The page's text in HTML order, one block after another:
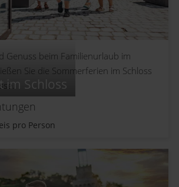
im Schloss
Genuss beim Familienurlaub im
Sie die Sommerferien im Schloss
pro Person